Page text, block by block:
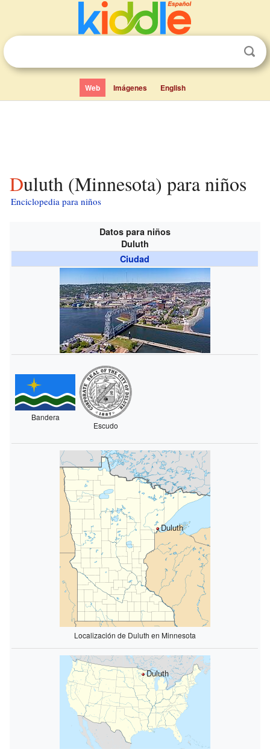
Web Imágenes English
Duluth (Minnesota) para niños
Enciclopedia para niños
Datos para niños
Duluth
Ciudad
Bandera
Escudo
Duluth
Localización de Duluth en Minnesota
Duluth